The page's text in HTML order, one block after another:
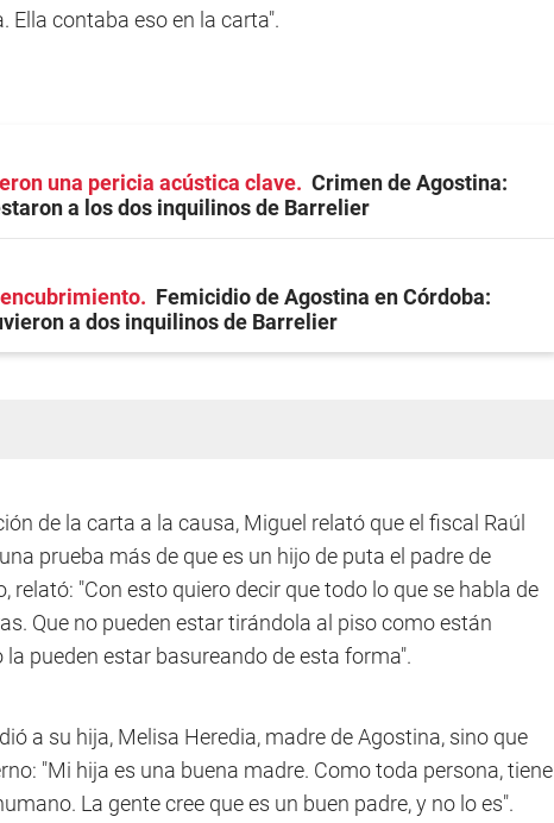
Ella contaba eso en la carta".
una pericia acústica clave
Crimen de Agostina:
a los dos inquilinos de Barrelier
Femicidio de Agostina en Córdoba:
a dos inquilinos de Barrelier
de la carta a la causa, Miguel relató que el fiscal Raúl
prueba más de que es un hijo de puta el padre de
relató: "Con esto quiero decir que todo lo que se habla de
Que no pueden estar tirándola al piso como están
pueden estar basureando de esta forma".
a su hija, Melisa Heredia, madre de Agostina, sino que
"Mi hija es una buena madre. Como toda persona, tiene
La gente cree que es un buen padre, y no lo es".